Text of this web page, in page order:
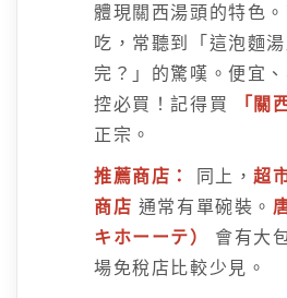
體現關西湯頭的特色
吃，常聽到「這泡麵
完？」的驚嘆。便宜
控必買！記得買
「關
正宗。
推薦商店： 同上，超
商店 通常有單碗裝。
キホーーテ）
會有大
場免稅店比較少見。